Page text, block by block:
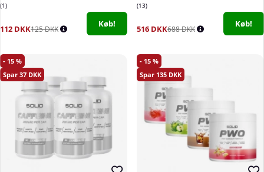
1
112 DKK125 DKK
Køb!
13
516 DKK688 DKK
Køb!
15
37
15
135